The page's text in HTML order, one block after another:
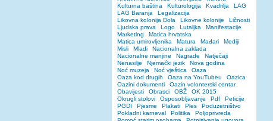
Kulturna baština
Kulturologija Kvadrilja
LAG
LAG Baranja
Legalizacija
Likovna kolonija Đola
Likovne kolonije
Ličnosti
Ljudska prava
Logo Lutaljka
Manifestacije
Marketing
Matica hrvatska
Matica umirovljenika
Matura Mađari
Mediji
Misli
Mladi
Nacionalna zaklada
Nacionalne manjine
Nagrade
Natječaji
Nenasilje
Njemački jezik
Nova godina
Noć muzeja
Noć vještica
Oaza
Oaza kod drugih
Oaza na YouTubeu
Oazica
Oazini dokumenti
Oazin volonterski centar
Obavijesti
Obrasci OBŽ
OK 2015
Okrugli stolovi
Osposobljavanje Pdf
Peticije
PGDI
Pjesme Plakati Ples
Poduzetništvo
Pokladni karneval
Politika
Poljoprivreda